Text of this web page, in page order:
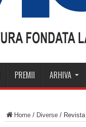
PREMII ARHIVA
Home / Diverse /